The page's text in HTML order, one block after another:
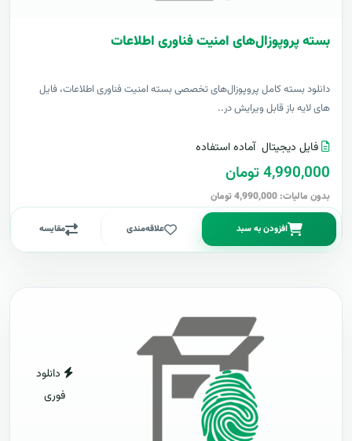
بسته پروپوزال‌های امنیت فناوری اطلاعات
دانلود بسته کامل پروپوزال‌های تخصصی بسته امنیت فناوری اطلاعات، فایل
های لایه باز قابل ویرایش در..
فایل دیجیتال آماده استفاده
4,990,000 تومان
بدون مالیات: 4,990,000 تومان
افزودن به سبد علاقه‌مندی مقایسه
دانلود
فوری